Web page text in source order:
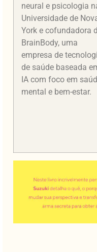
neural e psicologia
Universidade de
York e cofundadora
BrainBody, uma
empresa de
de saúde baseada
IA com foco em
mental e bem-estar.